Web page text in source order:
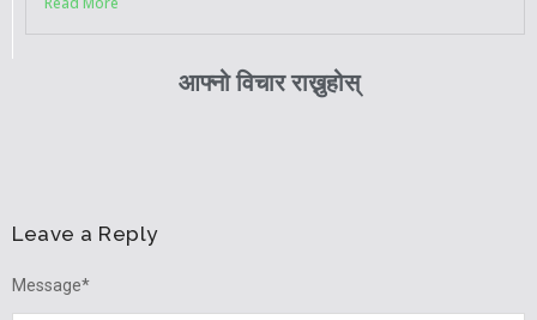
आफ्नो विचार राख्नुहोस्
Leave a Reply
Message*